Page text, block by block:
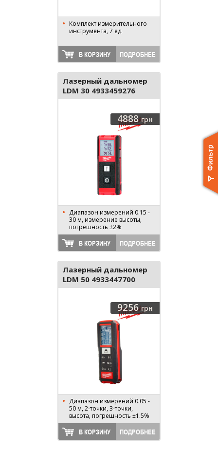
Комплект измерительного
инструмента, 7 ед.
В КОРЗИНУ ПОДРОБНЕЕ
Лазерный дальномер
LDM 30 4933459276
4888грн
Диапазон измерений 0.15 -
30 м, измерение высоты,
погрешность ±2%
В КОРЗИНУ ПОДРОБНЕЕ
Лазерный дальномер
LDM 50 4933447700
9256грн
Диапазон измерений 0.05 -
50 м, 2-точки, 3-точки,
высота, погрешность ±1.5%
В КОРЗИНУ ПОДРОБНЕЕ